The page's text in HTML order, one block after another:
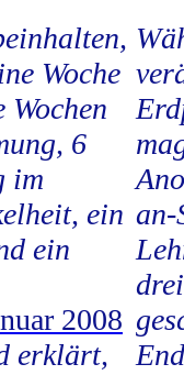
Woche
6
im
ein
ein
2008
erklärt,
an-